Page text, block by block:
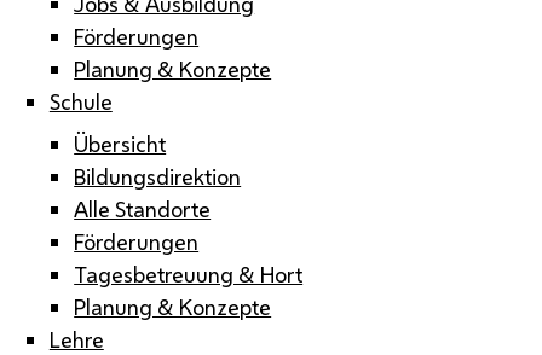
Förderungen
Planung & Konzepte
Schule
Übersicht
Bildungsdirektion
Alle Standorte
Förderungen
Tagesbetreuung & Hort
Planung & Konzepte
Lehre